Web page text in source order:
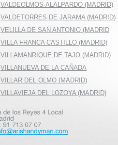
VALDEOLMOS-ALALPARDO (MADRID)
VALDETORRES DE JARAMA (MADRID)
VELILLA DE SAN ANTONIO (MADRID
VILLA FRANCA CASTILLO (MADRID)
VILLAMANRIQUE DE TAJO (MADRID)
VILLANUEVA DE LA CAÑADA
VILLAR DEL OLMO (MADRID)
VILLAVIEJA DEL LOZOYA (MADRID)